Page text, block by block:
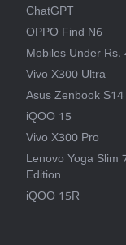
ChatGPT
OPPO Find N6
Mobiles Under Rs.
Vivo X300 Ultra
Asus Zenbook S14
iQOO 15
Vivo X300 Pro
Lenovo Yoga Slim
Edition
iQOO 15R